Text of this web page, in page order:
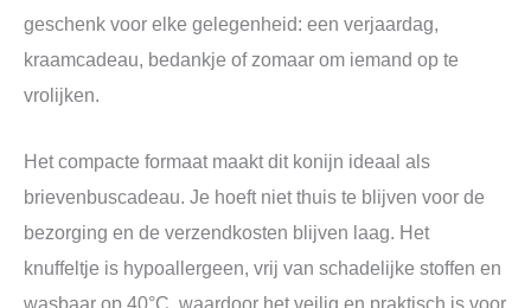
geschenk voor elke gelegenheid: een verjaardag,
kraamcadeau, bedankje of zomaar om iemand op te
vrolijken.
Het compacte formaat maakt dit konijn ideaal als
brievenbuscadeau. Je hoeft niet thuis te blijven voor de
bezorging en de verzendkosten blijven laag. Het
knuffeltje is hypoallergeen, vrij van schadelijke stoffen en
wasbaar op 40°C, waardoor het veilig en praktisch is voor